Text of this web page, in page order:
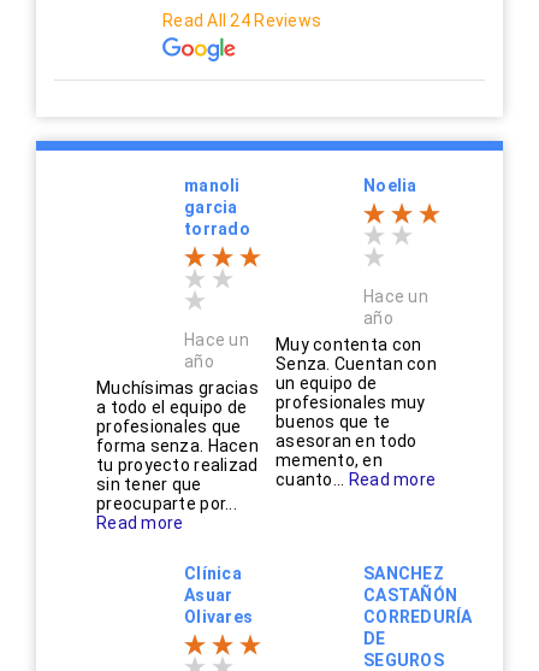
Read All 24 Reviews
manoli
garcia
torrado
Hace un
año
Muchísimas gracias
a todo el equipo de
profesionales que
forma senza. Hacen
tu proyecto realizad
sin tener que
preocuparte por...
Read more
Noelia
Hace un
año
Muy contenta con
Senza. Cuentan con
un equipo de
profesionales muy
buenos que te
asesoran en todo
memento, en
cuanto...
Read more
Clínica
Asuar
Olivares
SANCHEZ
CASTAÑÓN
CORREDURÍA
DE
SEGUROS